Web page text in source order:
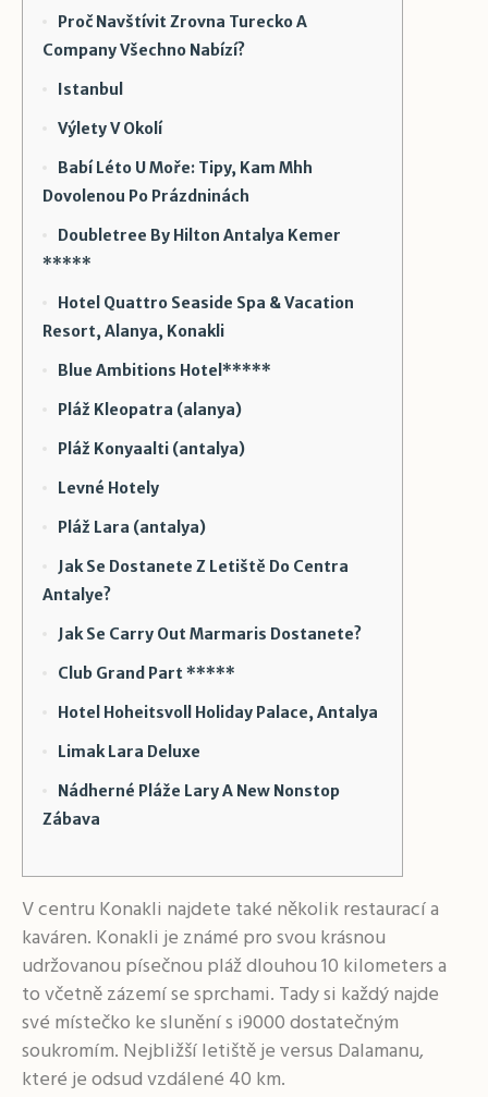
Proč Navštívit Zrovna Turecko A
Company Všechno Nabízí?
Istanbul
Výlety V Okolí
Babí Léto U Moře: Tipy, Kam Mhh
Dovolenou Po Prázdninách
Doubletree By Hilton Antalya Kemer
*****
Hotel Quattro Seaside Spa & Vacation
Resort, Alanya, Konakli
Blue Ambitions Hotel*****
Pláž Kleopatra (alanya)
Pláž Konyaalti (antalya)
Levné Hotely
Pláž Lara (antalya)
Jak Se Dostanete Z Letiště Do Centra
Antalye?
Jak Se Carry Out Marmaris Dostanete?
Club Grand Part *****
Hotel Hoheitsvoll Holiday Palace, Antalya
Limak Lara Deluxe
Nádherné Pláže Lary A New Nonstop
Zábava
V centru Konakli najdete také několik restaurací a
kaváren. Konakli je známé pro svou krásnou
udržovanou písečnou pláž dlouhou 10 kilometers a
to včetně zázemí se sprchami. Tady si každý najde
své místečko ke slunění s i9000 dostatečným
soukromím. Nejbližší letiště je versus Dalamanu,
které je odsud vzdálené 40 km.